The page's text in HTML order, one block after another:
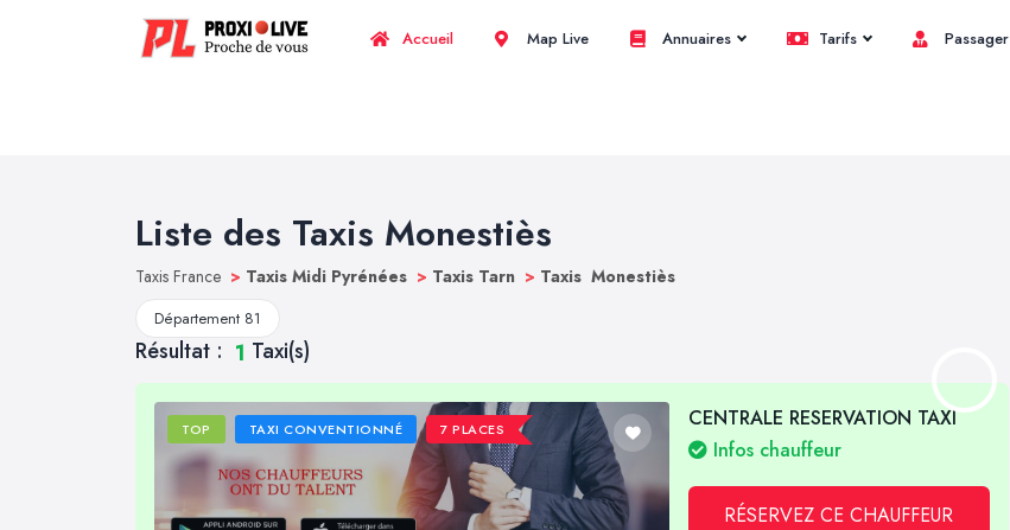
Accueil Map Live Annuaires Tarifs Passager
Liste des Taxis Monestiès
Taxis France > Taxis Midi Pyrénées > Taxis Tarn > Taxis Monestiès
Département 81
Résultat : 1 Taxi(s)
TOP TAXI CONVENTIONNÉ 7 PLACES
CENTRALE RESERVATION TAXI
Infos chauffeur
RÉSERVEZ CE CHAUFFEUR